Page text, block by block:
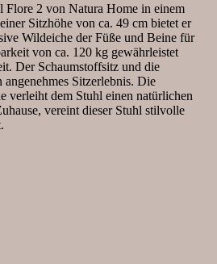
Flore 2 von Natura Home in einem
Sitzhöhe von ca. 49 cm bietet er
Wildeiche der Füße und Beine für
von ca. 120 kg gewährleistet
Der Schaumstoffsitz und die
Sitzerlebnis. Die
verleiht dem Stuhl einen natürlichen
vereint dieser Stuhl stilvolle